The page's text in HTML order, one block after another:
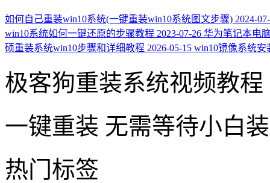
如何自己重装win10系统(一键重装win10系统图文步骤) 2024-
win10系统如何一键还原的步骤教程 2023-07-26 华为笔记本电
硕重装系统win10步骤和详细教程 2026-05-15 win10镜像系统安
极客狗重装系统视频教程
一键重装 无需等待小白
热门标签